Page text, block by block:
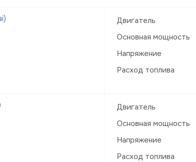
Двигатель
Основная мощность
Напряжение
Расход топлива
Двигатель
Основная мощность
Напряжение
Расход топлива